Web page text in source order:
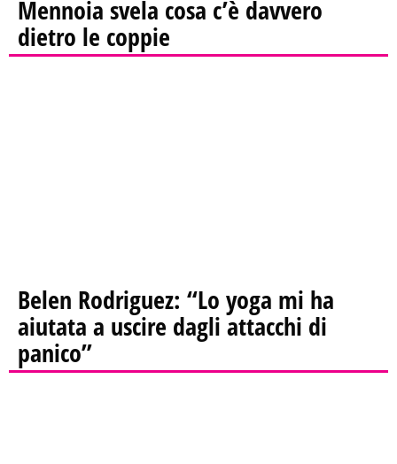
Mennoia svela cosa c’è davvero
dietro le coppie
Belen Rodriguez: “Lo yoga mi ha
aiutata a uscire dagli attacchi di
panico”